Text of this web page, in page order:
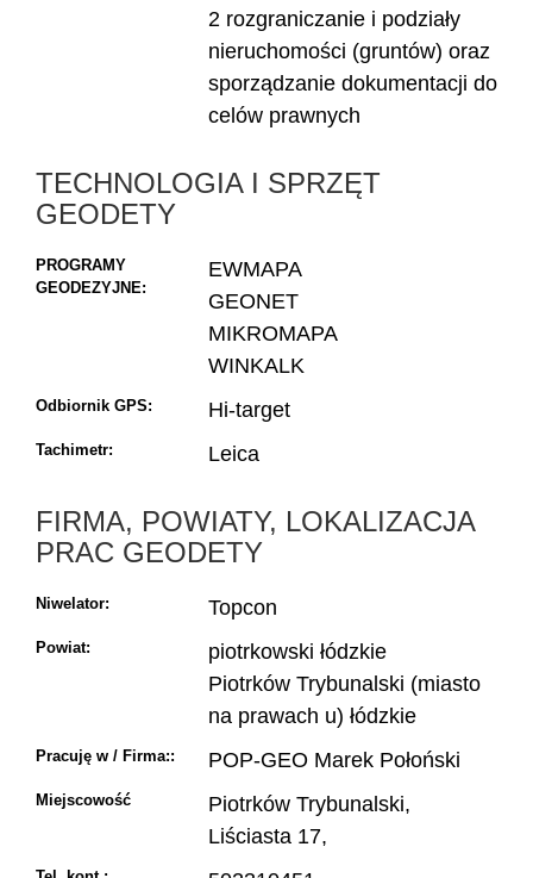
2 rozgraniczanie i podziały
nieruchomości (gruntów) oraz
sporządzanie dokumentacji do
celów prawnych
TECHNOLOGIA I SPRZĘT
GEODETY
PROGRAMY
GEODEZYJNE:
EWMAPA
GEONET
MIKROMAPA
WINKALK
Odbiornik GPS: Hi-target
Tachimetr: Leica
FIRMA, POWIATY, LOKALIZACJA
PRAC GEODETY
Niwelator: Topcon
Powiat:
piotrkowski łódzkie
Piotrków Trybunalski (miasto
na prawach u) łódzkie
Pracuję w / Firma:: POP-GEO Marek Połoński
Miejscowość
Piotrków Trybunalski,
Liściasta 17,